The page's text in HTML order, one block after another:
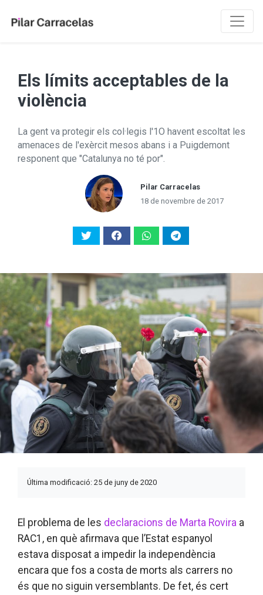
Els límits acceptables de la
violència
La gent va protegir els col·legis l'1O havent escoltat les
amenaces de l'exèrcit mesos abans i a Puigdemont
responent que "Catalunya no té por".
Pilar Carracelas
18 de novembre de 2017
Última modificació: 25 de juny de 2020
El problema de les declaracions de Marta Rovira a
RAC1, en què afirmava que l’Estat espanyol
estava disposat a impedir la independència
encara que fos a costa de morts als carrers no
és que no siguin versemblants. De fet, és cert